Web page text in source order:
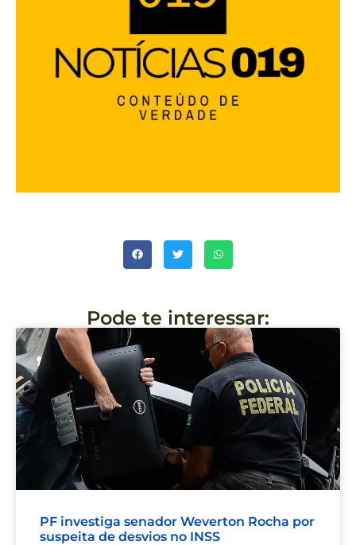
Pode te interessar:
PF investiga senador Weverton Rocha por
suspeita de desvios no INSS